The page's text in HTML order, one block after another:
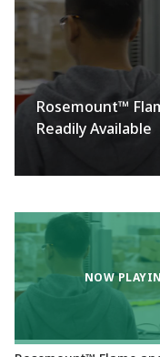
Rosemount™
Readily Available
NOW